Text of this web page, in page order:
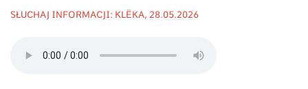
SŁUCHAJ INFORMACJI: KLËKA, 28.05.2026